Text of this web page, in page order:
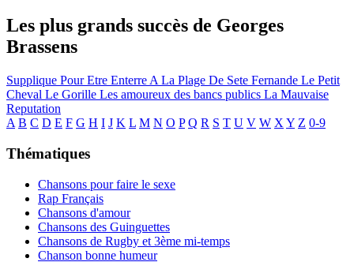
Les plus grands succès de Georges
Brassens
Supplique Pour Etre Enterre A La Plage De Sete Fernande Le Petit
Cheval Le Gorille Les amoureux des bancs publics La Mauvaise
Reputation
A B C D E F G H I J K L M N O P Q R S T U V W X Y Z 0-9
Thématiques
Chansons pour faire le sexe
Rap Français
Chansons d'amour
Chansons des Guinguettes
Chansons de Rugby et 3ème mi-temps
Chanson bonne humeur